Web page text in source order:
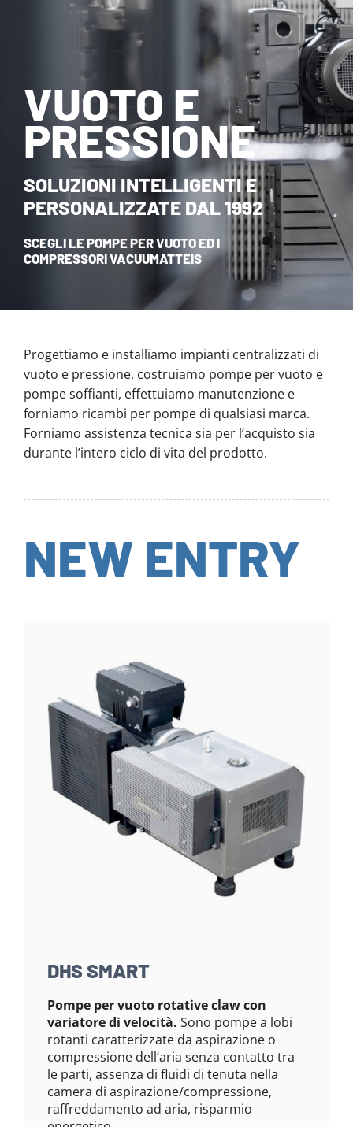
HOME
VUOTO E
PRESSIONE
SOLUZIONI INTELLIGENTI E
PERSONALIZZATE DAL 1992
SCEGLI LE POMPE PER VUOTO ED I
COMPRESSORI VACUUMATTEIS
Progettiamo e installiamo impianti centralizzati di
vuoto e pressione, costruiamo pompe per vuoto e
pompe soffianti, effettuiamo manutenzione e
forniamo ricambi per pompe di qualsiasi marca.
Forniamo assistenza tecnica sia per l’acquisto sia
durante l’intero ciclo di vita del prodotto.
NEW ENTRY
DHS SMART
Pompe per vuoto rotative claw con
variatore di velocità. Sono pompe a lobi
rotanti caratterizzate da aspirazione o
compressione dell’aria senza contatto tra
le parti, assenza di fluidi di tenuta nella
camera di aspirazione/compressione,
raffreddamento ad aria, risparmio